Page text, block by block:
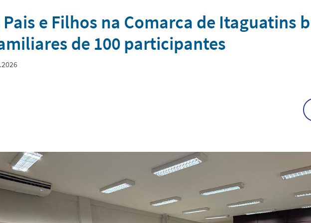
e Filhos na Comarca de Itaguatins
de 100 participantes